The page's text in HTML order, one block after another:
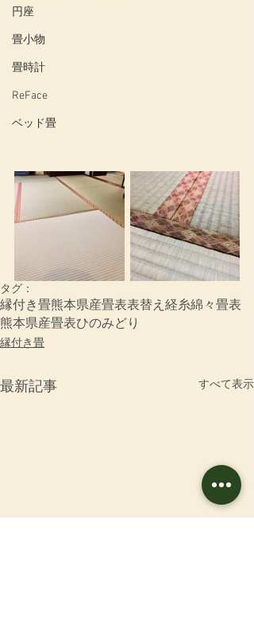
円座
畳小物
畳時計
ReFace
ベッド畳
タグ：
縁付き畳熊本県産畳表表替え経糸綿々畳表
熊本県産畳表ひのみどり
縁付き畳
最新記事 すべて表示